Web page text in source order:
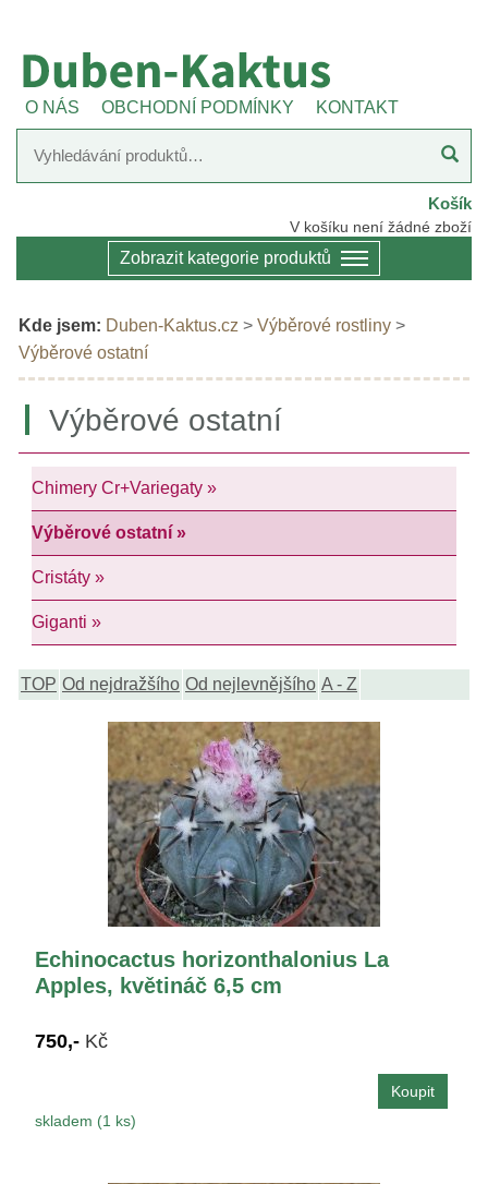
O NÁS OBCHODNÍ PODMÍNKY KONTAKT
Košík
V košíku není žádné zboží
Zobrazit kategorie produktů
Kde jsem: Duben-Kaktus.cz > Výběrové rostliny >
Výběrové ostatní
Výběrové ostatní
Chimery Cr+Variegaty »
Výběrové ostatní »
Cristáty »
Giganti »
TOP Od nejdražšího Od nejlevnějšího A - Z
Echinocactus horizonthalonius La
Apples, květináč 6,5 cm
750,- Kč
skladem (1 ks)